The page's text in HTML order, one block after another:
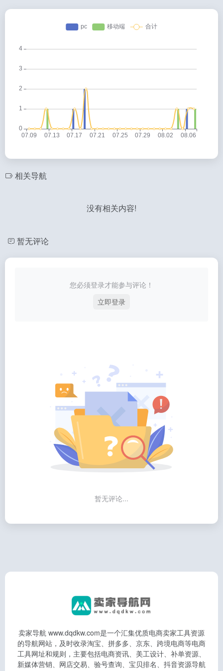
相关导航
没有相关内容!
暂无评论
您必须登录才能参与评论！
立即登录
暂无评论...
卖家导航 www.dqdkw.com是一个汇集优质电商卖家工具资源
的导航网站，及时收录淘宝、拼多多、京东、跨境电商等电商
工具网址和规则，主要包括电商资讯、美工设计、补单资源、
新媒体营销、网店交易、验号查询、宝贝排名、抖音资源导航